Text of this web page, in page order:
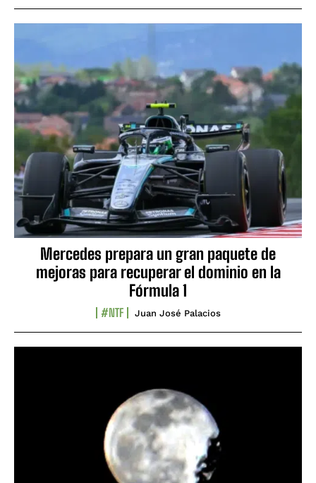
Mercedes prepara un gran paquete de
mejoras para recuperar el dominio en la
Fórmula 1
#NTF Juan José Palacios